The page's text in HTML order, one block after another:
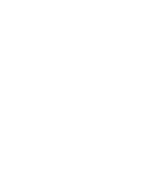
Bliža se
doživetje vin in